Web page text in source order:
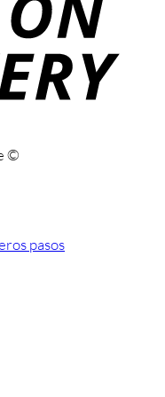
©
pasos